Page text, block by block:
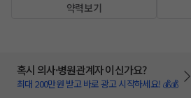
약력보기
혹시 의사·병원관계자 이신가요?
최대 200만원 받고 바로 광고 시작하세요! 💰💰